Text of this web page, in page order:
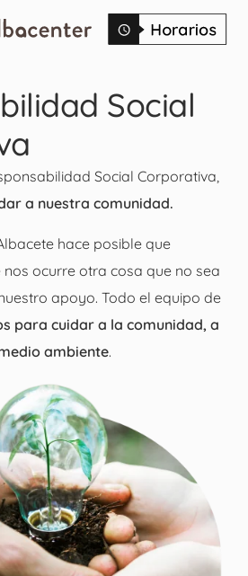
Social
Social Corporativa,
a nuestra comunidad.
hace posible que
ocurre otra cosa que no sea
apoyo. Todo el equipo de
para cuidar a la comunidad, a
ambiente.